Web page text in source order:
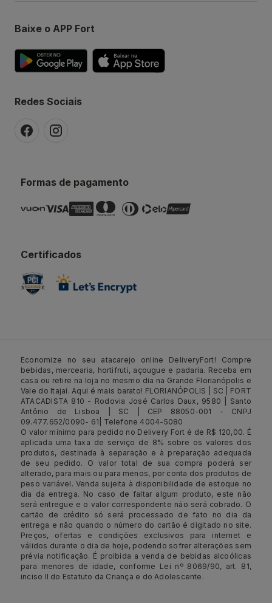
Baixe o APP Fort
Redes Sociais
Formas de pagamento
Certificados
Economize no seu atacarejo online DeliveryFort! Compre
bebidas, mercearia, hortifruti, açougue e padaria. Receba em
casa ou retire na loja no mesmo dia na Grande Florianópolis e
Vale do Itajaí. Aqui é mais barato! FLORIANÓPOLIS | SC | FORT
ATACADISTA 810 - Rodovia José Carlos Daux, 9580 | Santo
Antônio de Lisboa | SC | CEP 88050-001 - CNPJ
09.477.652/0090- 61| Telefone 4004-5080
O valor mínimo para pedido no Delivery Fort é de R$ 120,00. É
aplicada uma taxa de serviço de 8% sobre os valores dos
produtos, destinada à separação e à preparação adequada
de seu pedido. O valor total de sua compra poderá ser
alterado, para mais ou para menos, por conta dos produtos de
peso variável. Venda sujeita à disponibilidade de estoque no
dia da entrega. No caso de faltar algum produto, este não
será entregue e o valor correspondente não será cobrado. O
cartão de crédito só será processado de fato no dia da
entrega e não quando o número do cartão é digitado no site.
Preços, ofertas e condições exclusivos para internet e
válidos durante o dia de hoje, podendo sofrer alterações sem
prévia notificação. É proibida a venda de bebidas alcoólicas
para menores de idade, conforme Lei nº 8069/90, art. 81,
inciso II do Estatuto da Criança e do Adolescente.